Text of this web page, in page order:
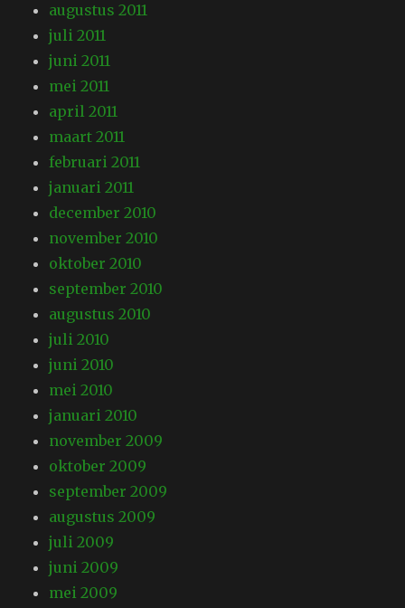
augustus 2011
juli 2011
juni 2011
mei 2011
april 2011
maart 2011
februari 2011
januari 2011
december 2010
november 2010
oktober 2010
september 2010
augustus 2010
juli 2010
juni 2010
mei 2010
januari 2010
november 2009
oktober 2009
september 2009
augustus 2009
juli 2009
juni 2009
mei 2009